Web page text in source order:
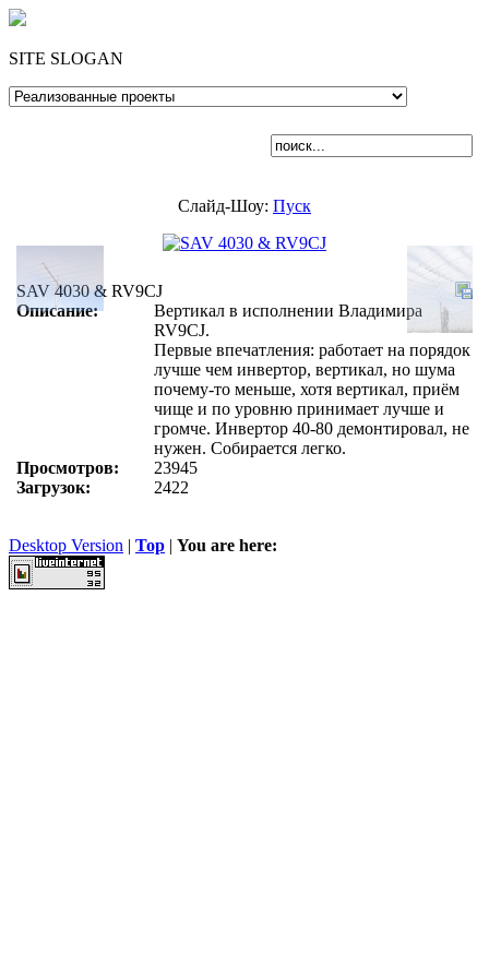
SITE SLOGAN
Слайд-Шоу: Пуск
SAV 4030 & RV9CJ
Описание:
Вертикал в исполнении Владимира
RV9CJ.
Первые впечатления: работает на порядок
лучше чем инвертор, вертикал, но шума
почему-то меньше, хотя вертикал, приём
чище и по уровню принимает лучше и
громче. Инвертор 40-80 демонтировал, не
нужен. Собирается легко.
Просмотров:
23945
Загрузок:
2422
Desktop Version | Top | You are here: